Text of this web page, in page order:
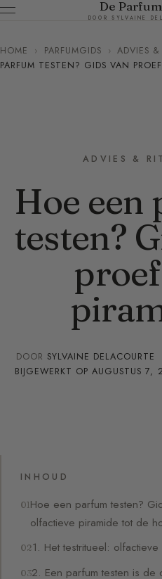
De
DOOR SYLVAINE
HOME › PARFUMGIDS › ADVIES
PARFUM TESTEN? GIDS VAN
ADVIES &
Hoe een
testen?
DOOR SYLVAINE DELACOURTE
BIJGEWERKT OPAUGUSTUS 7,
INHOUD
Hoe een parfum testen?
olfactieve piramide tot de
1. Het testritueel:
2. Een parfum testen is de